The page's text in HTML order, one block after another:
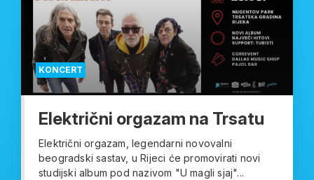
KONCERT
Električni orgazam na Trsatu
Električni orgazam, legendarni novovalni
beogradski sastav, u Rijeci će promovirati novi
studijski album pod nazivom "U magli sjaj"...